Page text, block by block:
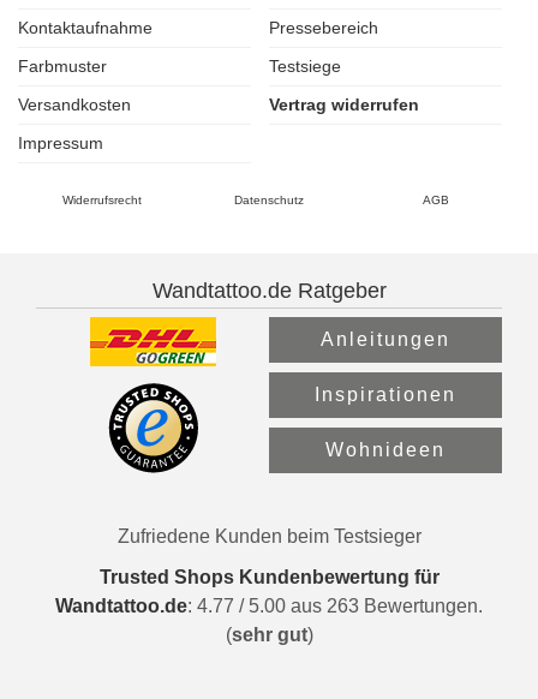
Kontaktaufnahme
Pressebereich
Farbmuster
Testsiege
Versandkosten
Vertrag widerrufen
Impressum
Widerrufsrecht Datenschutz AGB
Wandtattoo.de Ratgeber
Anleitungen
Inspirationen
Wohnideen
Zufriedene Kunden beim Testsieger
Trusted Shops Kundenbewertung für
Wandtattoo.de: 4.77 / 5.00 aus 263 Bewertungen.
(sehr gut)